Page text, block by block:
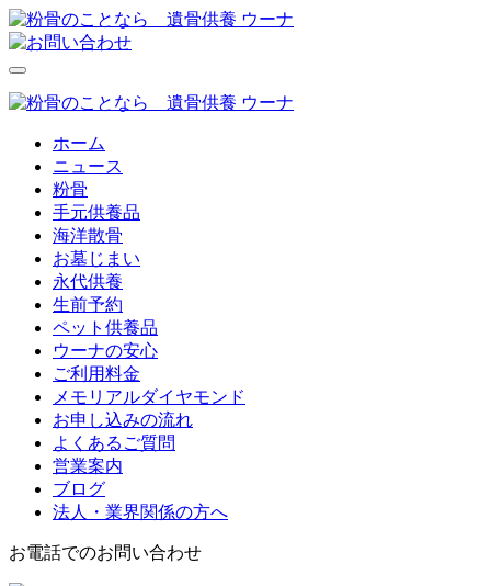
ホーム
ニュース
粉骨
手元供養品
海洋散骨
お墓じまい
永代供養
生前予約
ペット供養品
ウーナの安心
ご利用料金
メモリアルダイヤモンド
お申し込みの流れ
よくあるご質問
営業案内
ブログ
法人・業界関係の方へ
お電話でのお問い合わせ